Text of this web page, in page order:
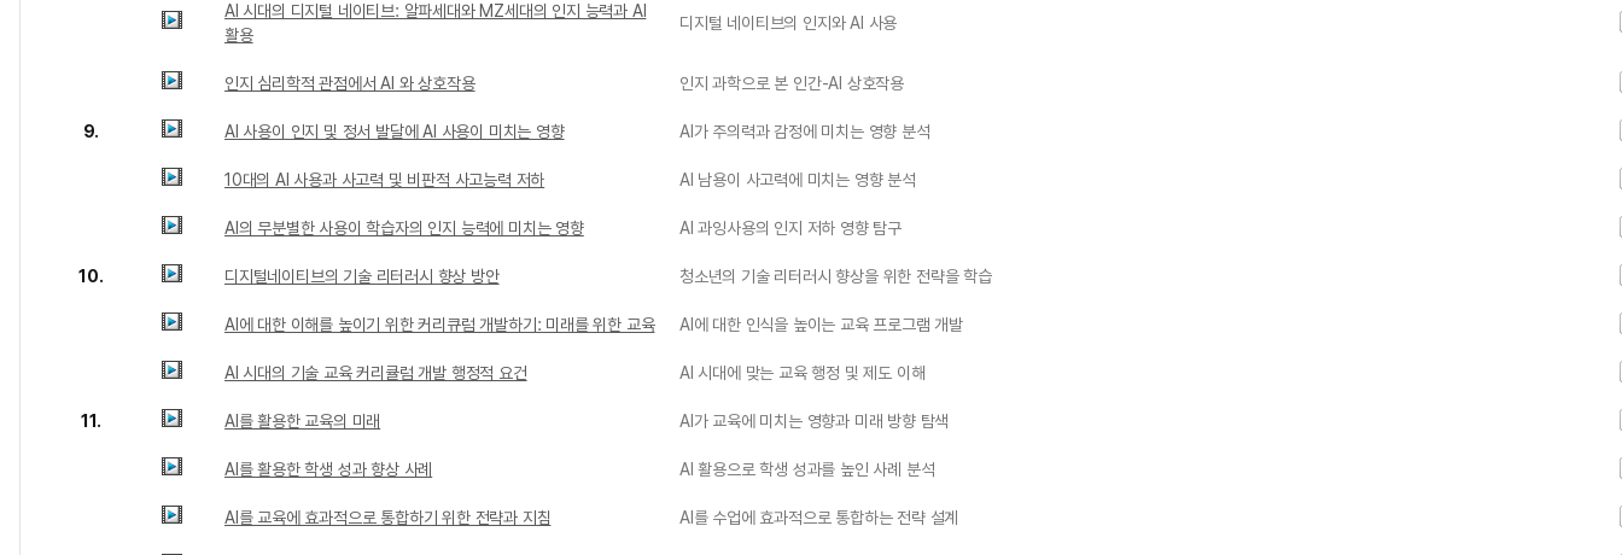
AI 시대의 디지털 네이티브: 알파세대와 MZ세대의 인지 능력과 AI
활용
디지털 네이티브의 인지와 AI 사용
인지 심리학적 관점에서 AI 와 상호작용 인지 과학으로 본 인간-AI 상호작용
9. AI 사용이 인지 및 정서 발달에 AI 사용이 미치는 영향 AI가 주의력과 감정에 미치는 영향 분석
10대의 AI 사용과 사고력 및 비판적 사고능력 저하 AI 남용이 사고력에 미치는 영향 분석
AI의 무분별한 사용이 학습자의 인지 능력에 미치는 영향 AI 과잉사용의 인지 저하 영향 탐구
10. 디지털네이티브의 기술 리터러시 향상 방안 청소년의 기술 리터러시 향상을 위한 전략을 학습
AI에 대한 이해를 높이기 위한 커리큐럼 개발하기: 미래를 위한 교육 AI에 대한 인식을 높이는 교육 프로그램 개발
AI 시대의 기술 교육 커리큘럼 개발 행정적 요건 AI 시대에 맞는 교육 행정 및 제도 이해
11. AI를 활용한 교육의 미래 AI가 교육에 미치는 영향과 미래 방향 탐색
AI를 활용한 학생 성과 향상 사례 AI 활용으로 학생 성과를 높인 사례 분석
AI를 교육에 효과적으로 통합하기 위한 전략과 지침 AI를 수업에 효과적으로 통합하는 전략 설계